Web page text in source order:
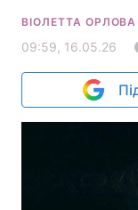
ВІОЛЕТТА ОРЛОВА
09:59, 16.05.26